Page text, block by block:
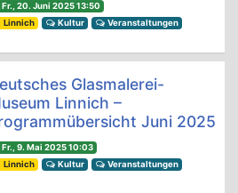
Fr., 20. Juni 2025 13:50
Linnich
Kultur Veranstaltungen
Glasmalerei-
Linnich –
Juni 2025
Fr., 9. Mai 2025 10:03
Linnich
Kultur Veranstaltungen